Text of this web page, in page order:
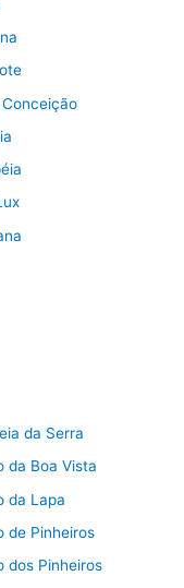
da Serra
da Boa Vista
da Lapa
de Pinheiros
dos Pinheiros